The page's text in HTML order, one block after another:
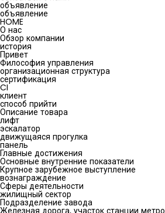
объявление
объявление
HOME
О нас
Обзор компании
история
Привет
Философия управления
организационная структура
сертификация
CI
клиент
способ прийти
Описание товара
лифт
эскалатор
движущаяся прогулка
панель
Главные достижения
Основные внутренние показатели
Крупное зарубежное выступление
вознаграждение
Сферы деятельности
жилищный сектор
Подразделение завода
Железная дорога, участок станции метро